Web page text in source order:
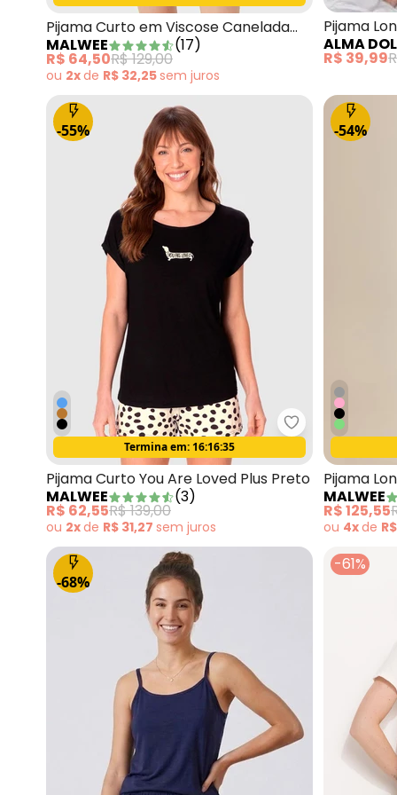
Pijama Curto em Viscose Canelada
Amarelo
MALWEE (17)
R$ 64,50R$ 129,00
ou 2xde R$ 32,25sem juros
Pijama
Branco e
ALMA
R$ 39,99
-55%
Malwee -
Oferta relâmpago
Termina em: 16:16:33
Pijama Curto You Are Loved Plus Preto
MALWEE
(3)
R$ 62,55R$ 139,00
ou 2xde R$ 31,27 sem juros
-54%
Pijama
Claro
MALWEE
R$ 125,55
ou 4xde
-68%
-61%